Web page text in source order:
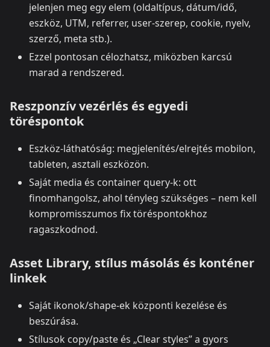
jelenjen meg egy elem (oldaltípus, dátum/idő,
eszköz, UTM, referrer, user‑szerep, cookie, nyelv,
szerző, meta stb.).
Ezzel pontosan célozhatsz, miközben karcsú
marad a rendszered.
Reszponzív vezérlés és egyedi
töréspontok
Eszköz‑láthatóság: megjelenítés/elrejtés mobilon,
tableten, asztali eszközön.
Saját media és container query‑k: ott
finomhangolsz, ahol tényleg szükséges – nem kell
kompromisszumos fix töréspontokhoz
ragaszkodnod.
Asset Library, stílus másolás és konténer
linkek
Saját ikonok/shape‑ek központi kezelése és
beszúrása.
Stílusok copy/paste és „Clear styles” a gyors